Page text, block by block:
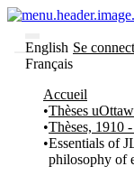
English
Français
Se
et collections
Parcourir
Statistiques
À
Accueil
Thèses
Thèses, 1910
Essentials of
philosophy of